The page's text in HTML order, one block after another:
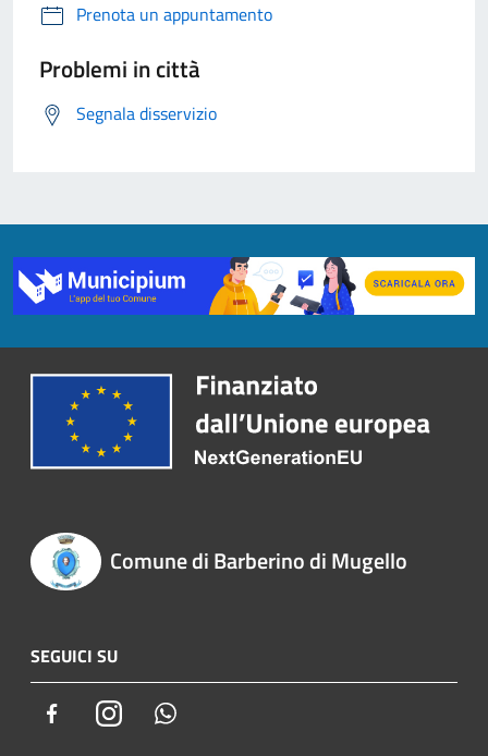
Prenota un appuntamento
Problemi in città
Segnala disservizio
Comune di Barberino di Mugello
SEGUICI SU
FacebookInstagram